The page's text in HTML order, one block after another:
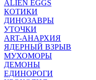
ALIEN EGGS
КОТИКИ
ДИНОЗАВРЫ
УТОЧКИ
ART-АНАРХИЯ
ЯДЕРНЫЙ ВЗРЫВ
МУХОМОРЫ
ДЕМОНЫ
ЕДИНОРОГИ